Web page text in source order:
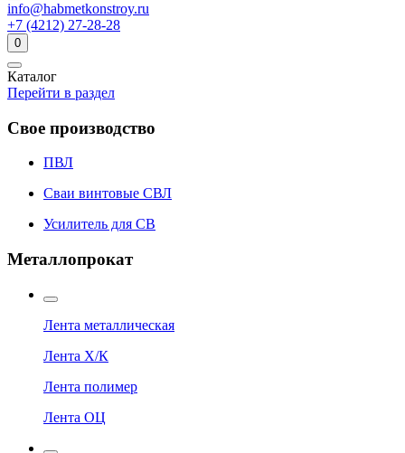
info@habmetkonstroy.ru
+7 (4212) 27-28-28
0
Каталог
Перейти в раздел
Свое производство
ПВЛ
Сваи винтовые СВЛ
Усилитель для СВ
Металлопрокат
Лента металлическая
Лента Х/К
Лента полимер
Лента ОЦ